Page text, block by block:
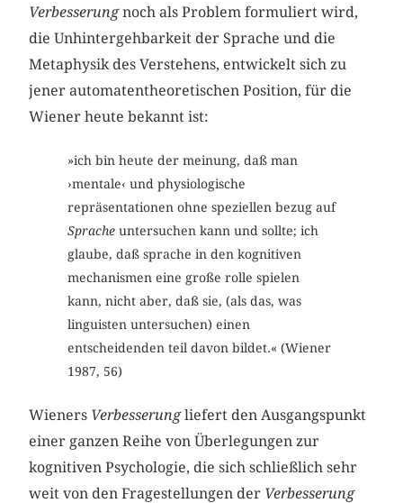
Verbesserungnoch als Problem formuliert wird,
die Unhintergehbarkeit der Sprache und die
Metaphysik des Verstehens, entwickelt sich zu
jener automatentheoretischen Position, für die
Wiener heute bekannt ist:
»ich bin heute der meinung, daß man
›mentale‹ und physiologische
repräsentationen ohne speziellen bezug auf
Spracheuntersuchen kann und sollte; ich
glaube, daß sprache in den kognitiven
mechanismen eine große rolle spielen
kann, nicht aber, daß sie, (als das, was
linguisten untersuchen) einen
entscheidenden teil davon bildet.« (Wiener
1987, 56)
Wieners Verbesserungliefert den Ausgangspunkt
einer ganzen Reihe von Überlegungen zur
kognitiven Psychologie, die sich schließlich sehr
weit von den Fragestellungen der Verbesserung